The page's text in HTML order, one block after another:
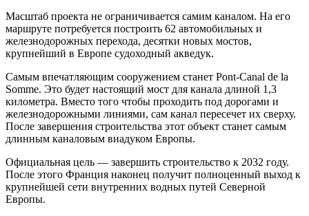
Масштаб проекта не ограничивается самим каналом. На его
маршруте потребуется построить 62 автомобильных и
железнодорожных перехода, десятки новых мостов,
крупнейший в Европе судоходный акведук.
Самым впечатляющим сооружением станет Pont-Canal de la
Somme. Это будет настоящий мост для канала длиной 1,3
километра. Вместо того чтобы проходить под дорогами и
железнодорожными линиями, сам канал пересечет их сверху.
После завершения строительства этот объект станет самым
длинным каналовым виадуком Европы.
Официальная цель — завершить строительство к 2032 году.
После этого Франция наконец получит полноценный выход к
крупнейшей сети внутренних водных путей Северной
Европы.